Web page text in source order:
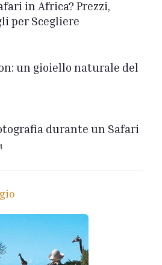
in Africa? Prezzi,
per Scegliere
un gioiello naturale del
durante un Safari